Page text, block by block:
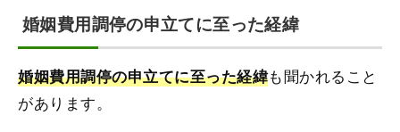
婚姻費用調停の申立てに至った経緯
婚姻費用調停の申立てに至った経緯も聞かれること
があります。